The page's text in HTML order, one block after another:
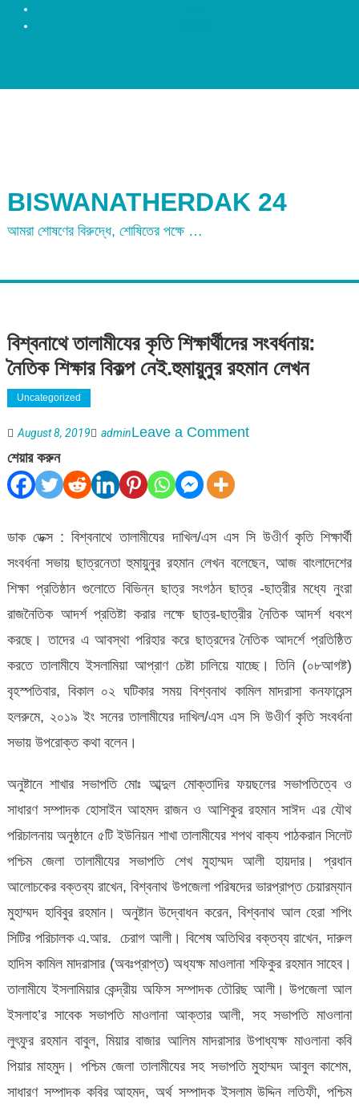
BISWANATHERDAK 24
আমরা শোষণের বিরুদ্ধে, শোষিতের পক্ষে …
বিশ্বনাথে তালামীযের কৃতি শিক্ষার্থীদের সংবর্ধনায়:
নৈতিক শিক্ষার বিকল্প নেই.হুমায়ুনুর রহমান লেখন
Uncategorized
August 8, 2019 adminLeave a Commenton
শিক্ষার্থীদের
সংবর্ধনায়:
নৈতিক
শিক্ষার
বিকল্প
নেই.হুমায়ুনুর
রহমান
লেখন
শেয়ার করুন
ডাক ডেক্স : বিশ্বনাথে তালামীযের দাখিল/এস এস সি উওীর্ণ কৃতি শিক্ষার্থী
সংবর্ধনা সভায় ছাত্রনেতা হুমায়ুনুর রহমান লেখন বলেছেন, আজ বাংলাদেশের
শিক্ষা প্রতিষ্ঠান গুলোতে বিভিন্ন ছাত্র সংগঠন ছাত্র -ছাত্রীর মধ্যে নুংরা
রাজনৈতিক আদর্শ প্রতিষ্টা করার লক্ষে ছাত্র-ছাত্রীর নৈতিক আদর্শ ধবংশ
করছে। তাদের এ আবস্থা পরিহার করে ছাত্রদের নৈতিক আদর্শে প্রতিষ্ঠিত
করতে তালামীযে ইসলামিয়া আপ্রাণ চেষ্টা চালিয়ে যাচ্ছে। তিনি (০৮আগষ্ট)
বৃহস্পতিবার, বিকাল ০২ ঘটিকার সময় বিশ্বনাথ কামিল মাদরাসা কনফারেন্স
হলরুমে, ২০১৯ ইং সনের তালামীযের দাখিল/এস এস সি উওীর্ণ কৃতি সংবর্ধনা
সভায় উপরোক্ত কথা বলেন।
অনুষ্টানে শাখার সভাপতি মোঃ আব্দুল মোক্তাদির ফয়ছলের সভাপতিত্বে ও
সাধারণ সম্পাদক হোসাইন আহমদ রাজন ও আশিকুর রহমান সাঈদ এর যৌথ
পরিচালনায় অনুষ্ঠানে ৫টি ইউনিয়ন শাখা তালামীযের শপথ বাক্য পাঠকরান সিলেট
পশ্চিম জেলা তালামীযের সভাপতি শেখ মুহাম্মদ আলী হায়দার। প্রধান
আলোচকের বক্তব্য রাখেন, বিশ্বনাথ উপজেলা পরিষদের ভারপ্রাপ্ত চেয়ারম্যান
মুহাম্মদ হাবিবুর রহমান। অনুষ্টান উদ্বোধন করেন, বিশ্বনাথ আল হেরা শপিং
সিটির পরিচালক এ.আর. চেরাগ আলী। বিশেষ অতিথির বক্তব্য রাখেন, দারুল
হাদিস কামিল মাদরাসার (অবঃপ্রাপ্ত) অধ্যক্ষ মাওলানা শফিকুর রহমান সাহেব।
তালামীযে ইসলামিয়ার কেন্দ্রীয় অফিস সম্পাদক তৌরিছ আলী। উপজেলা আল
ইসলাহ’র সাবেক সভাপতি মাওলানা আক্তার আলী, সহ সভাপতি মাওলানা
লুৎফুর রহমান বাবুল, মিয়ার বাজার আলিম মাদরাসার উপাধ্যক্ষ মাওলানা কবি
পিয়ার মাহমুদ। পশ্চিম জেলা তালামীযের সহ সভাপতি মুহাম্মদ আবুল কাশেম,
সাধারণ সম্পাদক কবির আহমদ, অর্থ সম্পাদক ইসলাম উদ্দিন লতিফী, পশ্চিম